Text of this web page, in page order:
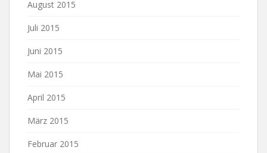
August 2015
Juli 2015
Juni 2015
Mai 2015
April 2015
März 2015
Februar 2015